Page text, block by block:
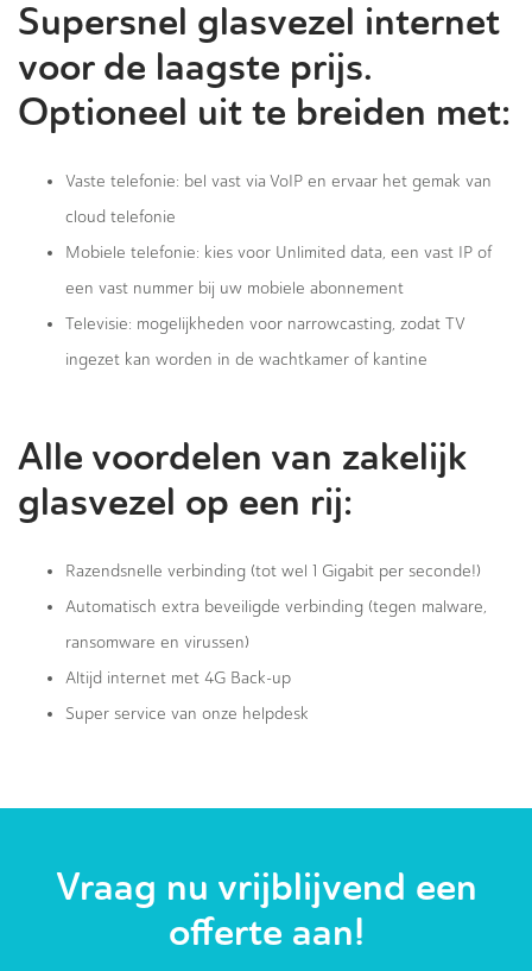
Supersnel glasvezel internet
voor de laagste prijs.
Optioneel uit te breiden met:
Vaste telefonie: bel vast via VoIP en ervaar het gemak van
cloud telefonie
Mobiele telefonie: kies voor Unlimited data, een vast IP of
een vast nummer bij uw mobiele abonnement
Televisie: mogelijkheden voor narrowcasting, zodat TV
ingezet kan worden in de wachtkamer of kantine
Alle voordelen van zakelijk
glasvezel op een rij:
Razendsnelle verbinding (tot wel 1 Gigabit per seconde!)
Automatisch extra beveiligde verbinding (tegen malware,
ransomware en virussen)
Altijd internet met 4G Back-up
Super service van onze helpdesk
Vraag nu vrijblijvend een
offerte aan!